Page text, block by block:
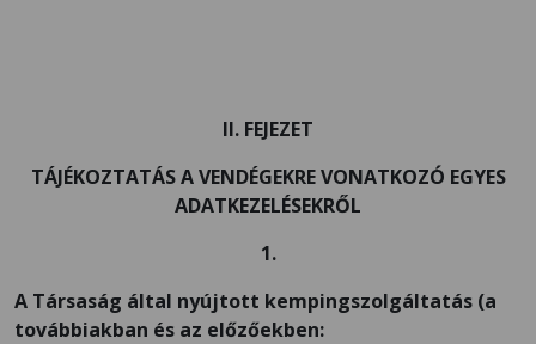
II. FEJEZET
TÁJÉKOZTATÁS A VENDÉGEKRE VONATKOZÓ EGYES
ADATKEZELÉSEKRŐL
1.
A Társaság által nyújtott kempingszolgáltatás (a
továbbiakban és az előzőekben: